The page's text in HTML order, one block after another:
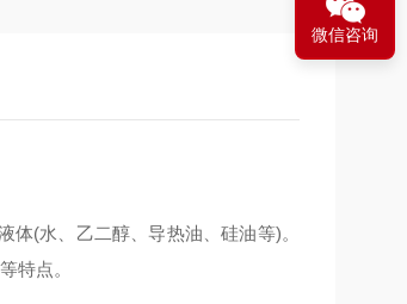
(水、乙二醇、导热油、硅油等)。
特点。
微信咨询